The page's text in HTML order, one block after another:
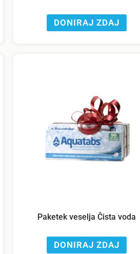
DONIRAJ ZDAJ
Paketek veselja Čista voda
DONIRAJ ZDAJ